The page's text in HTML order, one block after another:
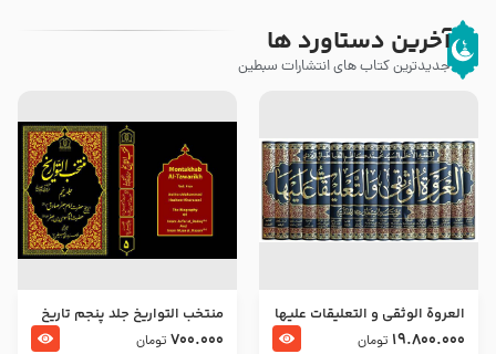
آخرین دستاورد ها
جدیدترین کتاب های انتشارات سبطین
العروة الوثقى و التعليقات عليها
– طرح جدید
19.800.000 تومان
منتخب التواریخ جلد پنجم تاریخ
امام جعفر صادق و امام موسی
700.000 تومان